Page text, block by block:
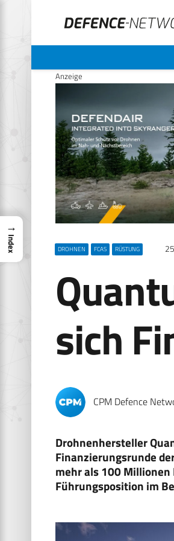
Anzeige
DROHNEN FCAS RÜSTUNG
sich
CPM Defence
Drohnenhersteller
Finanzierungsrunde
mehr als 100
Führungsposition im
→
Index